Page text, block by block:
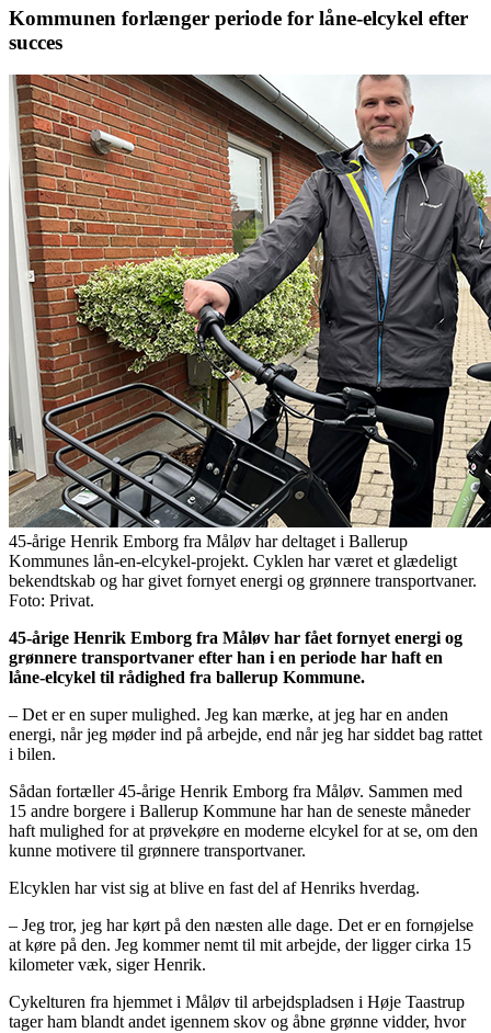
Kommunen forlænger periode for låne-elcykel efter
succes
45-årige Henrik Emborg fra Måløv har deltaget i Ballerup
Kommunes lån-en-elcykel-projekt. Cyklen har været et glædeligt
bekendtskab og har givet fornyet energi og grønnere transportvaner.
Foto: Privat.
45-årige Henrik Emborg fra Måløv har fået fornyet energi og
grønnere transportvaner efter han i en periode har haft en
låne-elcykel til rådighed fra ballerup Kommune.
– Det er en super mulighed. Jeg kan mærke, at jeg har en anden
energi, når jeg møder ind på arbejde, end når jeg har siddet bag rattet
i bilen.
Sådan fortæller 45-årige Henrik Emborg fra Måløv. Sammen med
15 andre borgere i Ballerup Kommune har han de seneste måneder
haft mulighed for at prøvekøre en moderne elcykel for at se, om den
kunne motivere til grønnere transportvaner.
Elcyklen har vist sig at blive en fast del af Henriks hverdag.
– Jeg tror, jeg har kørt på den næsten alle dage. Det er en fornøjelse
at køre på den. Jeg kommer nemt til mit arbejde, der ligger cirka 15
kilometer væk, siger Henrik.
Cykelturen fra hjemmet i Måløv til arbejdspladsen i Høje Taastrup
tager ham blandt andet igennem skov og åbne grønne vidder, hvor